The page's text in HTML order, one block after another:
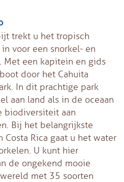
trekt u het tropisch
voor een snorkel- en
Met een kapitein en gids
door het Cahuita
In dit prachtige park
aan land als in de oceaan
biodiversiteit aan
Bij het belangrijkste
Costa Rica gaat u het water
U kunt hier
de ongekend mooie
met 35 soorten